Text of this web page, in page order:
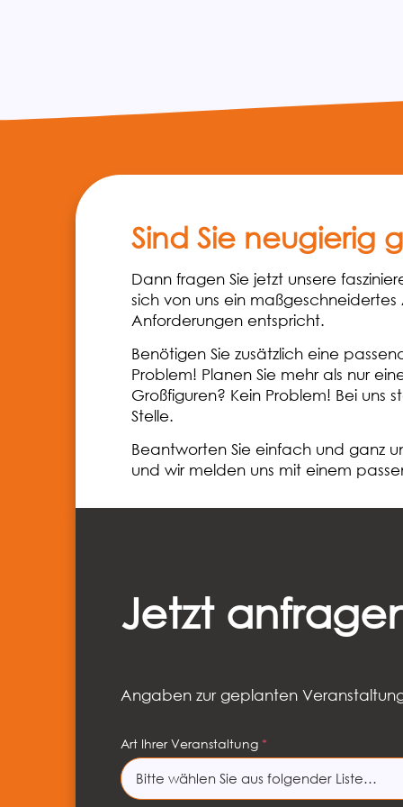
Sind Sie neugierig
Dann fragen Sie jetzt unsere
sich von uns ein
Anforderungen entspricht.
Benötigen Sie zusätzlich eine
Problem! Planen Sie mehr als nur
Großfiguren? Kein Problem! Bei uns
Stelle.
Beantworten Sie einfach und ganz
und wir melden uns mit einem
Jetzt
Angaben zur geplanten
Art Ihrer Veranstaltung *
Bitte wählen Sie aus folgender Liste…
Firma